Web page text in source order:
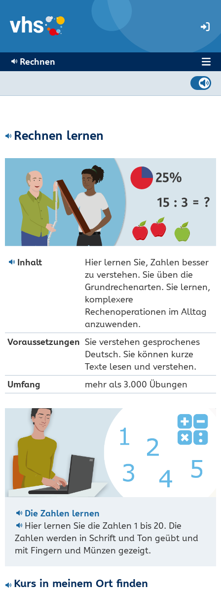
Rechnen
Rechnen lernen
Inhalt
Hier lernen Sie, Zahlen besser
zu verstehen. Sie üben die
Grundrechenarten. Sie lernen,
komplexere
Rechenoperationen im Alltag
anzuwenden.
Voraus­setzungen Sie verstehen gesprochenes
Deutsch. Sie können kurze
Texte lesen und verstehen.
Umfang
mehr als 3.000 Übungen
Die Zahlen lernen
Hier lernen Sie die Zahlen 1 bis 20. Die
Zahlen werden in Schrift und Ton geübt und
mit Fingern und Münzen gezeigt.
Kurs in meinem Ort finden